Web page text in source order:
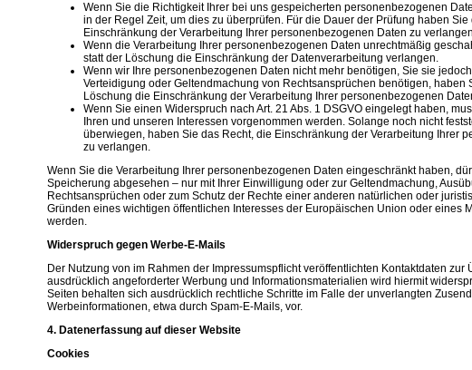
Wenn Sie die Richtigkeit Ihrer bei uns gespeicherten personenbezogenen
in der Regel Zeit, um dies zu überprüfen. Für die Dauer der Prüfung haben Sie
Einschränkung der Verarbeitung Ihrer personenbezogenen Daten zu
Wenn die Verarbeitung Ihrer personenbezogenen Daten unrechtmäßig
statt der Löschung die Einschränkung der Datenverarbeitung verlangen.
Wenn wir Ihre personenbezogenen Daten nicht mehr benötigen, Sie sie
Verteidigung oder Geltendmachung von Rechtsansprüchen benötigen, haben
Löschung die Einschränkung der Verarbeitung Ihrer personenbezogenen
Wenn Sie einen Widerspruch nach Art. 21 Abs. 1 DSGVO eingelegt haben,
Ihren und unseren Interessen vorgenommen werden. Solange noch nicht
überwiegen, haben Sie das Recht, die Einschränkung der Verarbeitung Ihrer
zu verlangen.
Wenn Sie die Verarbeitung Ihrer personenbezogenen Daten eingeschränkt haben,
Speicherung abgesehen – nur mit Ihrer Einwilligung oder zur Geltendmachung,
Rechtsansprüchen oder zum Schutz der Rechte einer anderen natürlichen oder
Gründen eines wichtigen öffentlichen Interesses der Europäischen Union oder eines
werden.
Widerspruch gegen Werbe-E-Mails
Der Nutzung von im Rahmen der Impressumspflicht veröffentlichten Kontaktdaten zur
ausdrücklich angeforderter Werbung und Informationsmaterialien wird hiermit
Seiten behalten sich ausdrücklich rechtliche Schritte im Falle der unverlangten
Werbeinformationen, etwa durch Spam-E-Mails, vor.
4. Datenerfassung auf dieser Website
Cookies